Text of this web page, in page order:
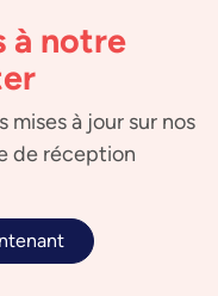
à notre
à jour sur nos
de réception